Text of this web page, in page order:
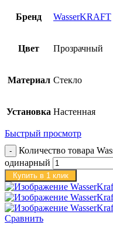
Бренд WasserKRAFT
Цвет Прозрачный
Материал Стекло
Установка Настенная
Быстрый просмотр
Количество товара
одинарный
Купить в 1 клик
Сравнить